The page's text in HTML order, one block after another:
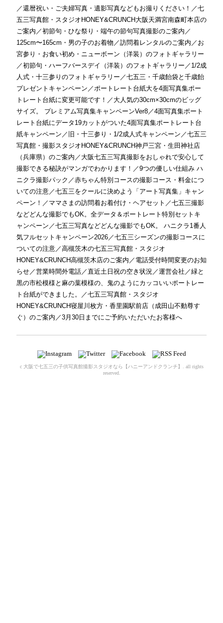
／還暦祝い・ご夫婦写真・遺影写真などもお撮りください！ ／七
五三写真館・スタジオHONEY&CRUNCH大阪天満宮南森町本店の
ご案内 ／初節句・ひな祭り・端午の節句写真撮影のご案内 ／
125cm〜165cm・男の子のお着物 ／訪問着レンタルのご案内 ／ お
宮参り・お食い初め・ニューボーン（洋装）のフォトギャラリー
／初節句・ハーフバースデイ（洋装）のフォトギャラリー ／ 1/2成
人式・十三参りのフォトギャラリー ／七五三・千歳飴袋と千歳飴
プレゼントキャンペーン ／ポートレート台紙大を4面写真集ポー
トレート台紙に変更可能です！ ／ 大人気の30cm×30cmのビッグ
サイズ。 プレミアム写真集キャンペーンVer8／4面写真集ポート
レート台紙にデータ19カットがついた4面写真集ポートレート台
紙キャンペーン ／ 旧・十三参り・1/2成人式キャンペーン ／七五三
写真館・撮影スタジオHONEY&CRUNCH神戸三宮・生田神社店
（兵庫県）のご案内 ／ 大阪七五三写真撮影をおしゃれで安心して
撮影できる秘訣がマンガでわかります！ ／9つの優しい仕組み ハ
ニクラ撮影パック ／赤ちゃん特別コースの撮影コース・料金につ
いての注意／七五三をクールに決めよう「アート写真集」キャン
ペーン！ ／ ママさまの訪問着お着付け・ヘアセット ／七五三撮影
などどんな撮影でもOK。全データ＆ポートレート特別セットキ
ャンペーン ／七五三写真などどんな撮影でもOK。 ハニクラ1番人
気フルセットキャンペーン2026／七五三シーズンの撮影コースに
ついての注意／高槻茨木の七五三写真館・スタジオ
HONEY&CRUNCH高槻茨木店のご案内 ／ 電話受付時間変更のお知
らせ／営業時間外電話／直近土日祝の空き状況／運営会社 ／緑と
黒の市松模様と麻の葉模様の、鬼のようにカッコいいポートレー
ト台紙ができました。
／七五三写真館・スタジオ
HONEY&CRUNCH寝屋川枚方・香里園駅前店（成田山不動尊す
ぐ）のご案内 ／3月30日までにご予約いただいたお客様へ
c 大阪で七五三の子供写真館撮影スタジオなら【ハニーアンドクランチ】
. all rights
reserved.